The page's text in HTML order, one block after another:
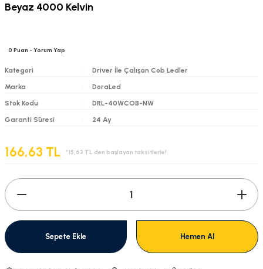
Beyaz 4000 Kelvin
0 Puan - Yorum Yap
Kategori
Driver İle Çalışan Cob Ledler
Marka
DoraLed
Stok Kodu
DRL-40WCOB-NW
Garanti Süresi
24 Ay
166,63 TL *15,63 TL den başlayan taksitlerle!
Sepete Ekle Hemen Al